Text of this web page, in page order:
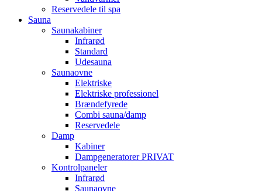
Reservedele til spa
Sauna
Saunakabiner
Infrarød
Standard
Udesauna
Saunaovne
Elektriske
Elektriske professionel
Brændefyrede
Combi sauna/damp
Reservedele
Damp
Kabiner
Dampgeneratorer PRIVAT
Kontrolpaneler
Infrarød
Saunaovne